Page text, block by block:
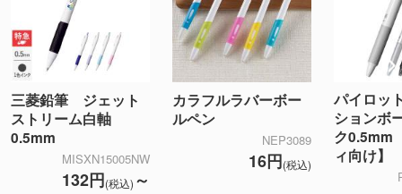
三菱鉛筆 ジェット
ストリーム白軸
0.5mm
MISXN15005NW
132円(税込) ～
カラフルラバーボー
ルペン
NEP3089
16円(税込)
パイロッ
ションボ
ク0.5mm
ィ向け】